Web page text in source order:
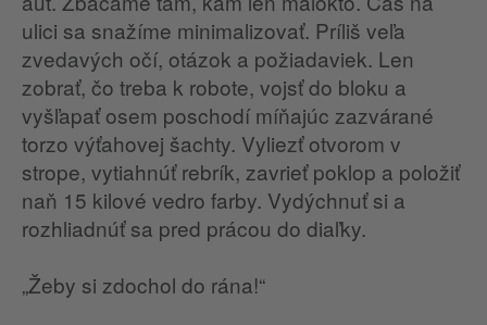
ulici sa snažíme minimalizovať. Príliš veľa
zvedavých očí, otázok a požiadaviek. Len
zobrať, čo treba k robote, vojsť do bloku a
vyšľapať osem poschodí míňajúc zazvárané
torzo výťahovej šachty. Vyliezť otvorom v
strope, vytiahnúť rebrík, zavrieť poklop a položiť
naň 15 kilové vedro farby. Vydýchnuť si a
rozhliadnúť sa pred prácou do diaľky.
„Žeby si zdochol do rána!“